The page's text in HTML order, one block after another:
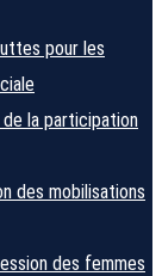
pour les
de la participation
des mobilisations
des femmes